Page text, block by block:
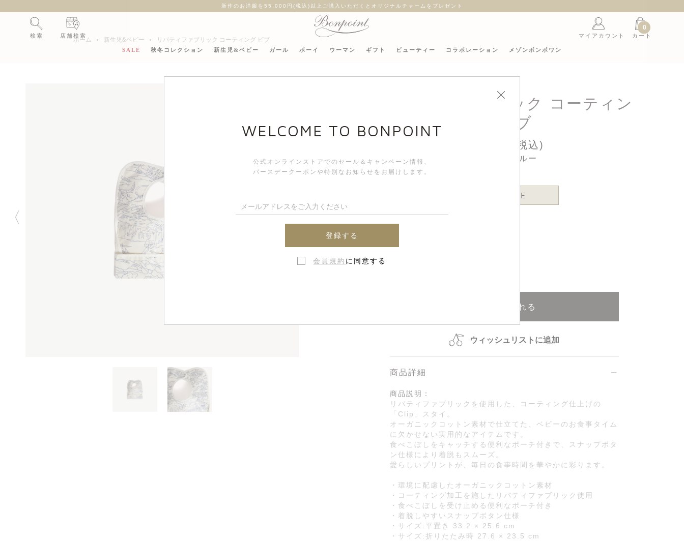
新作のお洋服を55,000円(税込)以上ご購入いただくとオリジナルチャームをプレゼント
検索 店舗検索 マイアカウント
0
カート
SALE 秋冬コレクション 新生児&ベビー ガール ボーイ ウーマン ギフト ビューティー コラボレーション メゾンボンポワン
ホーム 新生児&ベビー リバティファブリック コーティング ビブ
リバティファブリック コーティン
グ ビブ
16,500円(税込)
カラー : ブルー
ONE SIZE
カートに入れる
ウィッシュリストに追加
商品詳細
商品説明：
リバティファブリックを使用した、コーティング仕上げの
「Clip」スタイ。
オーガニックコットン素材で仕立てた、ベビーのお食事タイム
に欠かせない実用的なアイテムです。
食べこぼしをキャッチする便利なポーチ付きで、スナップボタ
ン仕様により着脱もスムーズ。
愛らしいプリントが、毎日の食事時間を華やかに彩ります。
・環境に配慮したオーガニックコットン素材
・コーティング加工を施したリバティファブリック使用
・食べこぼしを受け止める便利なポーチ付き
・着脱しやすいスナップボタン仕様
・サイズ:平置き 33.2 × 25.6 cm
・サイズ:折りたたみ時 27.6 × 23.5 cm
WELCOME TO BONPOINT
公式オンラインストアでのセール＆キャンペーン情報、
バースデークーポンや特別なお知らせをお届けします。
登録する
会員規約 に同意する